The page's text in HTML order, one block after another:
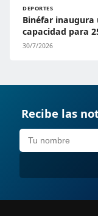
DEPORTES
Binéfar inaugura
capacidad para
30/7/2026
Recibe las